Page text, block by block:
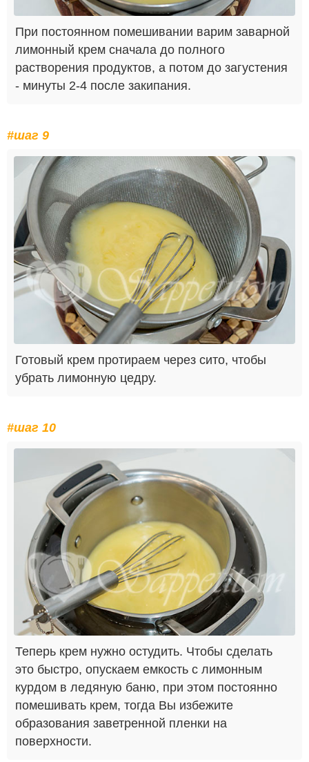
При постоянном помешивании варим заварной
лимонный крем сначала до полного
растворения продуктов, а потом до загустения
- минуты 2-4 после закипания.
#шаг 9
Готовый крем протираем через сито, чтобы
убрать лимонную цедру.
#шаг 10
Теперь крем нужно остудить. Чтобы сделать
это быстро, опускаем емкость с лимонным
курдом в ледяную баню, при этом постоянно
помешивать крем, тогда Вы избежите
образования заветренной пленки на
поверхности.